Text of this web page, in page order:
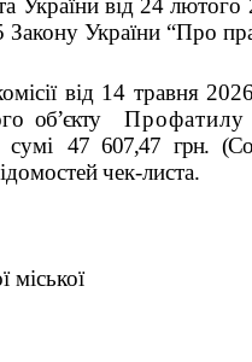
України від 24
Закону України “Про
від 14 травня
об’єктуПрофатилу
сумі 47 607,47 грн.
чек-листа.
міської